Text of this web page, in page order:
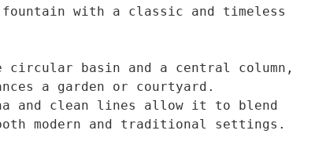
fountain with a classic and timeless
circular basin and a central column,
a garden or courtyard.
and clean lines allow it to blend
modern and traditional settings.